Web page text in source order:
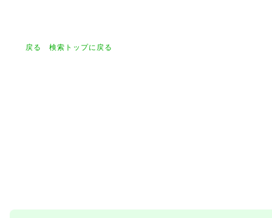
戻る 検索トップに戻る